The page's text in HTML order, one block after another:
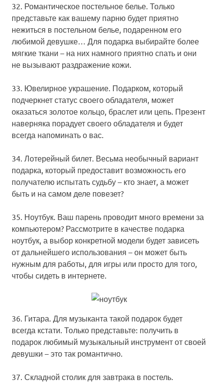
32. Романтическое постельное белье. Только
представьте как вашему парню будет приятно
нежиться в постельном белье, подаренном его
любимой девушке… Для подарка выбирайте более
мягкие ткани – на них намного приятно спать и они
не вызывают раздражение кожи.
33. Ювелирное украшение. Подарком, который
подчеркнет статус своего обладателя, может
оказаться золотое кольцо, браслет или цепь. Презент
наверняка порадует своего обладателя и будет
всегда напоминать о вас.
34. Лотерейный билет. Весьма необычный вариант
подарка, который предоставит возможность его
получателю испытать судьбу – кто знает, а может
быть и на самом деле повезет?
35. Ноутбук. Ваш парень проводит много времени за
компьютером? Рассмотрите в качестве подарка
ноутбук, а выбор конкретной модели будет зависеть
от дальнейшего использования – он может быть
нужным для работы, для игры или просто для того,
чтобы сидеть в интернете.
36. Гитара. Для музыканта такой подарок будет
всегда кстати. Только представьте: получить в
подарок любимый музыкальный инструмент от своей
девушки – это так романтично.
37. Складной столик для завтрака в постель.